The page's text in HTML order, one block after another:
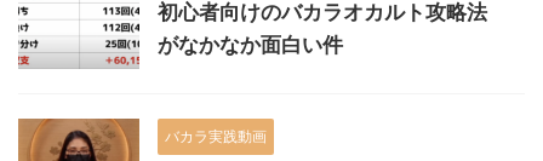
初心者向けのバカラオカルト攻略法
がなかなか面白い件
バカラ実践動画